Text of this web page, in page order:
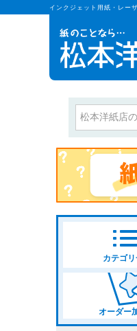
インクジェット用紙・レー
カテゴ
オーダー